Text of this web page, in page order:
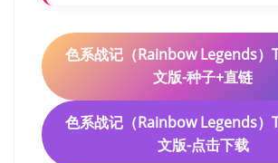
色系战记（Rainbow Legends）
文版-种子+直链
色系战记（Rainbow Legends）
文版-点击下载